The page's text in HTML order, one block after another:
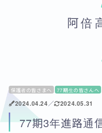
阿倍
保護者の皆さまへ 77期生の皆さんへ
2024.04.24／ 2024.05.31
77期3年進路通